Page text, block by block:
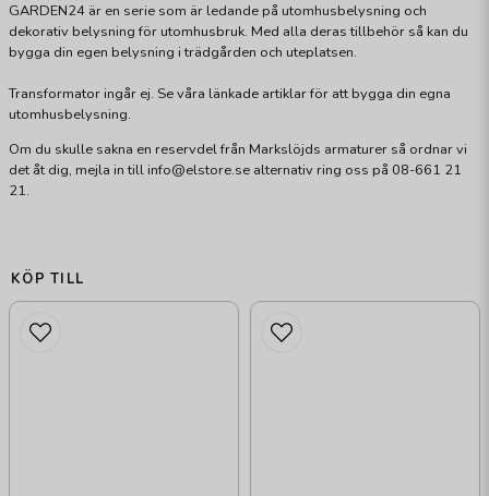
GARDEN24 är en serie som är ledande på utomhusbelysning och
dekorativ belysning för utomhusbruk. Med alla deras tillbehör så kan du
bygga din egen belysning i trädgården och uteplatsen.
Transformator ingår ej. Se våra länkade artiklar för att bygga din egna
utomhusbelysning.
Om du skulle sakna en reservdel från Markslöjds armaturer så ordnar vi
det åt dig, mejla in till info@elstore.se alternativ ring oss på 08-661 21
21.
KÖP TILL